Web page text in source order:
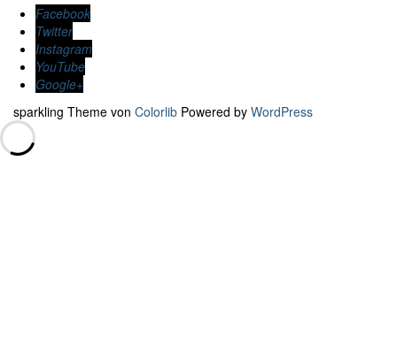
Facebook
Twitter
Instagram
YouTube
Google+
sparkling Theme von Colorlib Powered by WordPress